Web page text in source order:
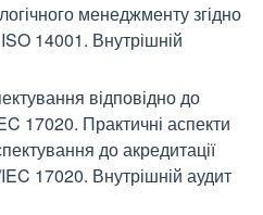
менеджменту згідно
14001. Внутрішній
відповідно до
17020. Практичні аспекти
до акредитації
17020. Внутрішній аудит